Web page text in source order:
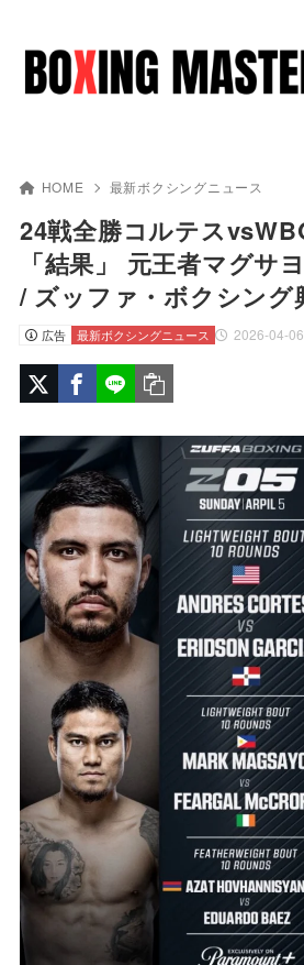
HOME 最新ボクシングニュース
24戦全勝コルテス
「結果」 元王者マグサ
/ ズッファ・ボクシング
広告 2026-04-06
最新ボクシングニュース